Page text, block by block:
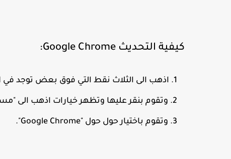
كيفية التحديث Google Chrome:
اذهب الى الثلاث نقط التي فوق بعض توجد في
وتقوم بنقر عليها وتظهر خيارات اذهب الى
وتقوم باختيار حول ‏حول "Google Chrome".